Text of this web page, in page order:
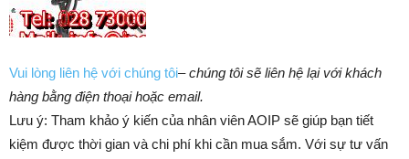
Vui lòng liên hệ với chúng tôi–chúng tôi sẽ liên hệ lại với khách
hàng bằng điện thoại hoặc email.
Lưu ý: Tham khảo ý kiến của nhân viên AOIP sẽ giúp bạn tiết
kiệm được thời gian và chi phí khi cần mua sắm. ​​Với sự tư vấn